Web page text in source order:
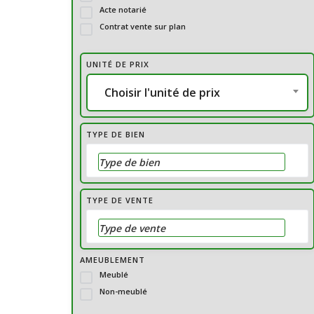
Acte notarié
Contrat vente sur plan
UNITÉ DE PRIX
Choisir l'unité de prix
TYPE DE BIEN
TYPE DE VENTE
AMEUBLEMENT
Meublé
Non-meublé